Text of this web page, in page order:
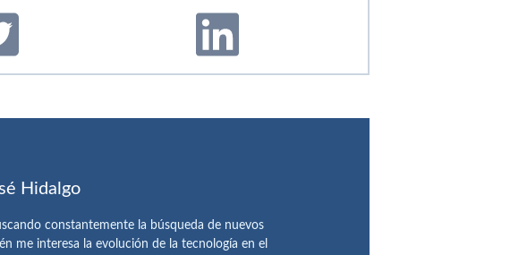
Hidalgo
constantemente la búsqueda de nuevos
me interesa la evolución de la tecnología en el